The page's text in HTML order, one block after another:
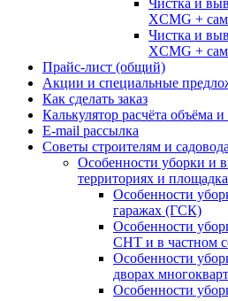
Чистка и
XCMG +
Чистка и
XCMG +
Прайс-лист (общий)
Акции и специальные
Как сделать заказ
Калькулятор расчёта объёма и
E-mail рассылка
Советы строителям и
Особенности уборки и
территориях и
Особенности
гаражах (ГСК)
Особенности
СНТ и в частном
Особенности
дворах
Особенности